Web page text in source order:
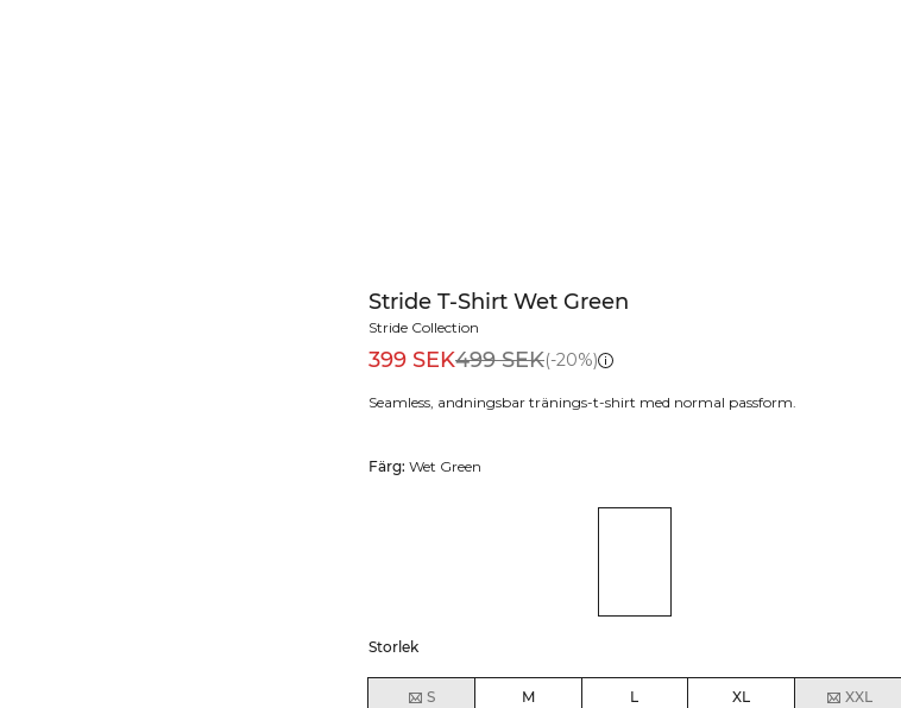
Stride T-Shirt Wet Green
Stride Collection
399 SEK499 SEK(-20%)
Seamless, andningsbar tränings-t-shirt med normal passform.
Färg: Wet Green
Storlek
S M L XL XXL